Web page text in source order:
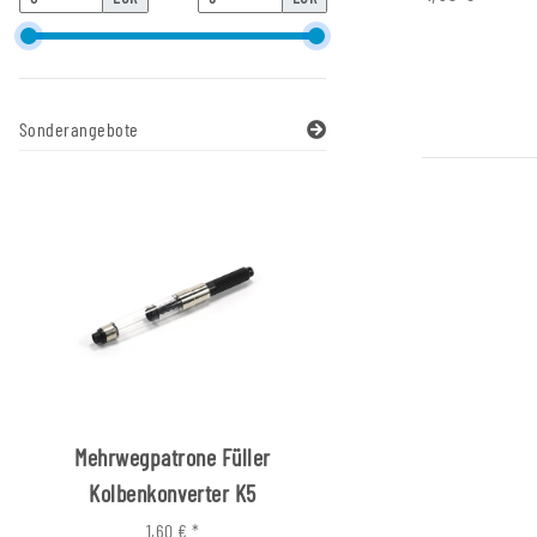
Sonderangebote
Mehrwegpatrone Füller
Kolbenkonverter K5
1,60 € *